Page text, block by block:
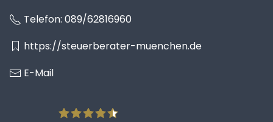
Telefon: 089/62816960
https://steuerberater-muenchen.de
E-Mail